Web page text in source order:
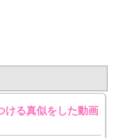
ける真似をした動画